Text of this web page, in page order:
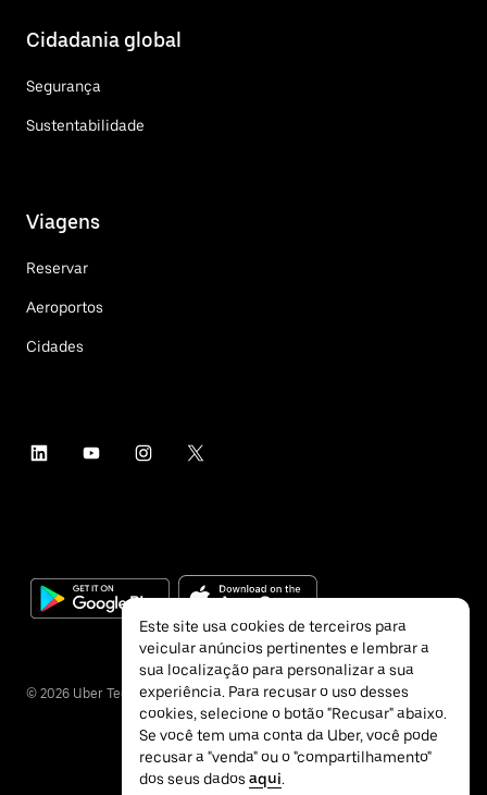
Cidadania global
Segurança
Sustentabilidade
Viagens
Reservar
Aeroportos
Cidades
© 2026 Uber Technologies Inc.
Este site usa cookies de terceiros para
veicular anúncios pertinentes e lembrar a
sua localização para personalizar a sua
experiência. Para recusar o uso desses
cookies, selecione o botão "Recusar" abaixo.
Se você tem uma conta da Uber, você pode
recusar a "venda" ou o "compartilhamento"
dos seus dados aqui.